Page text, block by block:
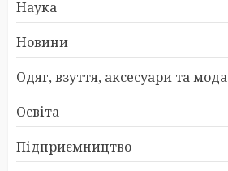
Наука
Новини
Одяг, взуття, аксесуари та мода
Освіта
Підприємництво